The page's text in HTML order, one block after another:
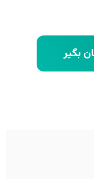
بگیر